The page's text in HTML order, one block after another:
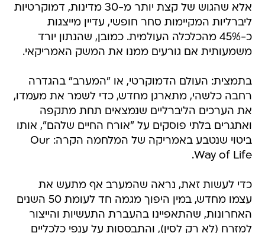
אלא שהגוש של קצת יותר מ-30 מדינות, דמוקרטיות
ליברליות המקיימות סחר חופשי, עדיין מייצגות
כ-45% מהכלכלה העולמית. כמובן, שהנתון יורד
משמעותית אם גורעים ממנו את המשק האמריקאי.
בתמצית: העולם הדמוקרטי, או "המערב" בהגדרה
רחבה כלשהי, מתארגן מחדש, כדי לשמר את מעמדו,
את הערכים הליברליים שנמצאים תחת מתקפה
ואתגרים בלתי פוסקים על "אורח החיים שלהם", אותו
ביטוי שנטבע באמריקה של המלחמה הקרה: Our
Way of Life.
כדי לעשות זאת, נראה שהמערב אף מתעש את
עצמו מחדש, במין היפוך מגמה חד לעומת 50 השנים
האחרונות, שהתאפיינו בהעברת התעשיות והייצור
למזרח (לא רק לסין), והתבססות על ענפי כלכליים